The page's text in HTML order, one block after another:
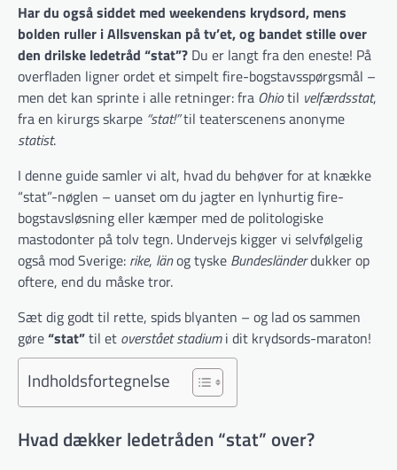
Har du også siddet med weekendens krydsord, mens
bolden ruller i Allsvenskan på tv’et, og bandet stille over
den drilske ledetråd “stat”? Du er langt fra den eneste! På
overfladen ligner ordet et simpelt fire-bogstavs­spørgsmål –
men det kan sprinte i alle retninger: fra Ohiotil velfærdsstat,
fra en kirurgs skarpe “stat!”til teaterscenens anonyme
statist.
I denne guide samler vi alt, hvad du behøver for at knække
“stat”-nøglen – uanset om du jagter en lynhurtig fire-
bogstavsløsning eller kæmper med de politologiske
mastodonter på tolv tegn. Undervejs kigger vi selvfølgelig
også mod Sverige: rike, länog tyske Bundesländerdukker op
oftere, end du måske tror.
Sæt dig godt til rette, spids blyanten – og lad os sammen
gøre“stat”til et overstået stadiumi dit krydsords-maraton!
Indholdsfortegnelse
Hvad dækker ledetråden “stat” over?